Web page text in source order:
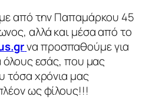
από την Παπαμάρκου 45
αλλά και μέσα από το
να προσπαθούμε για
όλους εσάς, που μας
τόσα χρόνια μας
ως φίλους!!!